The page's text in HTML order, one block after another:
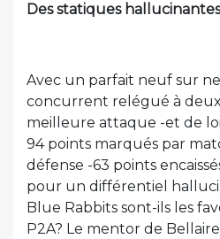
Des statiques hallucinantes
Avec un parfait neuf sur
concurrent relégué à deux
meilleure attaque -et de
94 points marqués par
défense -63 points
pour un différentiel
Blue Rabbits sont-ils les
P2A? Le mentor de